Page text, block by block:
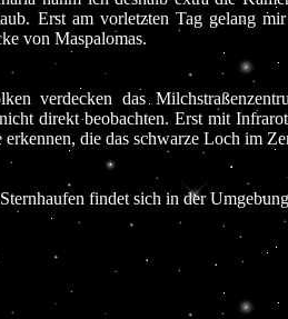
Erst am vorletzten Tag gelang
von Maspalomas.
verdecken das
direkt beobachten. Erst mit
die das schwarze Loch im
findet sich in der